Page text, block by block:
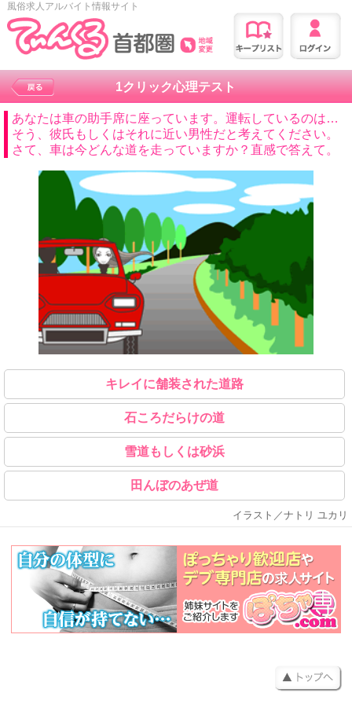
風俗求人アルバイト情報サイト
1クリック心理テスト
あなたは車の助手席に座っています。運転しているのは…
そう、彼氏もしくはそれに近い男性だと考えてください。
さて、車は今どんな道を走っていますか？直感で答えて。
キレイに舗装された道路
石ころだらけの道
雪道もしくは砂浜
田んぼのあぜ道
イラスト／ナトリ ユカリ